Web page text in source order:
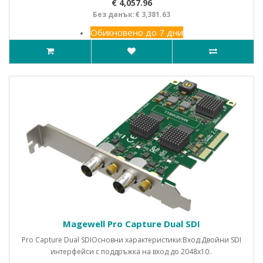
€ 4,057.96
Без данък:€ 3,381.63
Обикновено до 7 дни
Magewell Pro Capture Dual SDI
Pro Capture Dual SDIОсновни характеристики:Вход:Двойни SDI
интерфейси с поддръжка на вход до 2048x10..